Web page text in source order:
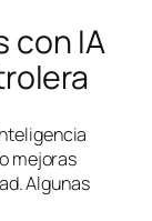
con IA
mejoras
Algunas